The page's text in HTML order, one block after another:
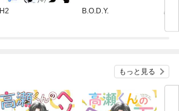
H2 B.O.D.Y.
黒
もっと見る